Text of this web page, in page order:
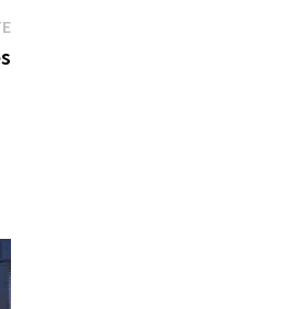
Entrada
siguiente: